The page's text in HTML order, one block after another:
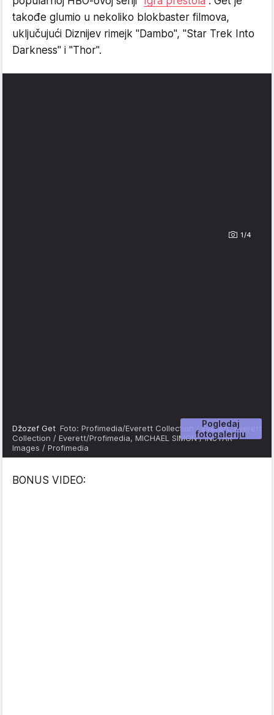
takođe glumio u nekoliko blokbaster filmova,
uključujući Diznijev rimejk "Dambo", "Star Trek Into
Darkness" i "Thor".
1/4
Pogledaj
fotogaleriju
Džozef Get Foto: Profimedia/Everett Collection / Everett, Everett
Collection / Everett/Profimedia, MICHAEL SIMON / INSTAR
Images / Profimedia
BONUS VIDEO: